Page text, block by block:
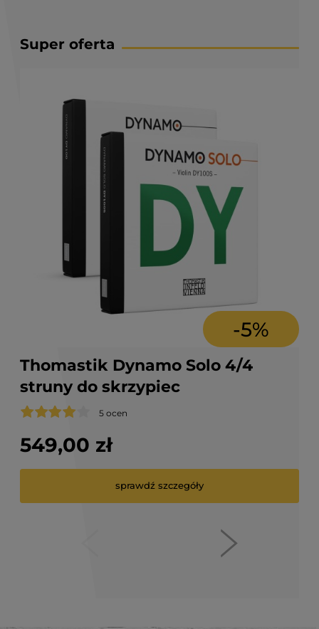
Super oferta
-5%
5 ocen
549,00 zł
sprawdź szczegóły